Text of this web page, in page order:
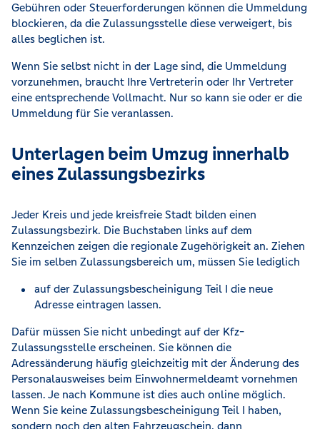
Gebühren oder Steuerforderungen können die Ummeldung
blockieren, da die Zulassungsstelle diese verweigert, bis
alles beglichen ist.
Wenn Sie selbst nicht in der Lage sind, die Ummeldung
vorzunehmen, braucht Ihre Vertreterin oder Ihr Vertreter
eine entsprechende Vollmacht. Nur so kann sie oder er die
Ummeldung für Sie veranlassen.
Unterlagen beim Umzug innerhalb
eines Zulassungsbezirks
Jeder Kreis und jede kreisfreie Stadt bilden einen
Zulassungsbezirk. Die Buchstaben links auf dem
Kennzeichen zeigen die regionale Zugehörigkeit an. Ziehen
Sie im selben Zulassungsbereich um, müssen Sie lediglich
auf der Zulassungsbescheinigung Teil I die neue
Adresse eintragen lassen.
Dafür müssen Sie nicht unbedingt auf der Kfz-
Zulassungsstelle erscheinen. Sie können die
Adressänderung häufig gleichzeitig mit der Änderung des
Personalausweises beim Einwohnermeldeamt vornehmen
lassen. Je nach Kommune ist dies auch online möglich.
Wenn Sie keine Zulassungsbescheinigung Teil I haben,
sondern noch den alten Fahrzeugschein, dann